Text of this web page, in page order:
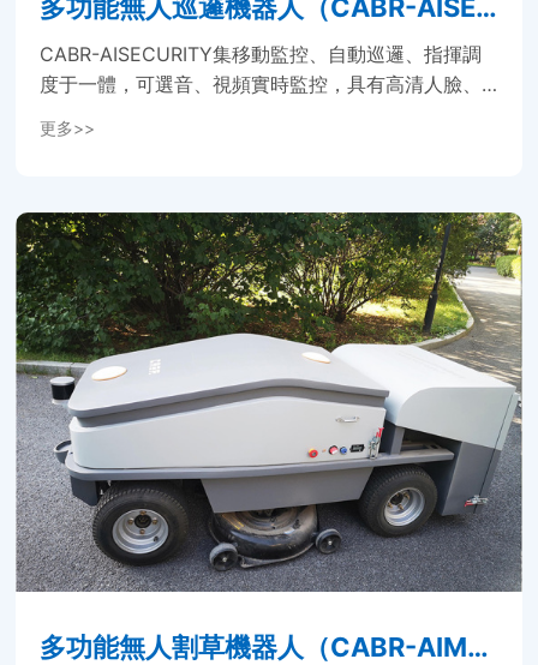
多功能無人巡邏機器人（CABR-AISEC
URITY）...
CABR-AISECURITY集移動監控、自動巡邏、指揮調
度于一體，可選音、視頻實時監控，具有高清人臉、
車牌抓拍識别及火源監控、人員驅離等多種移動安全
保衛功能。具備L4級自動駕駛及自動巡航、遠程駕
安防及保衛...
更多>>
多功能無人割草機器人（CABR-AIMO